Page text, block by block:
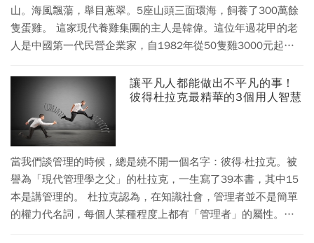
山。海風飄蕩，舉目蔥翠。5座山頭三面環海，飼養了300萬餘
隻蛋雞。​ 這家現代養雞集團的主人是韓偉。這位年過花甲的老
人是中國第一代民營企業家，自1982年從50隻雞3000元起步
簽名也和雞有關——「雞不可失」。外界還送他兩個稱號：中
國「首席雞司令」、「中國雞王」。在這些稱呼背後，則是閃
亮的成績：韓偉本人入選了「改革開放40年百名傑出民營企業
家」名單，韓偉集團是中國第一家非公有制企業集團。 中國民
營經濟的發展波瀾壯闊，韓偉是見證人、活標本。他一臉樸實
的笑容，在大連和我講述了他和雞蛋的崢嶸歲月，還有二代接
班和東北民營經濟等熱點話題。 不忘初心，專注做好一件事，
很容易，又很難。
讓平凡人都能做出不平凡的事！
彼得杜拉克最精華的3個用人智慧
當我們談管理的時候，總是繞不開一個名字：彼得·杜拉克。被
譽為「現代管理學之父」的杜拉克，一生寫了39本書，其中15
本是講管理的。 杜拉克認為，在知識社會，管理者並不是簡單
的權力代名詞，每個人某種程度上都有「管理者」的屬性。管